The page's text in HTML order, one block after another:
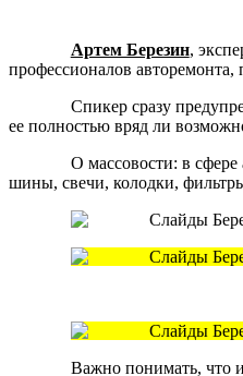
Артем Березин,
профессионалов авторемонта,
Спикер сразу
ее полностью вряд ли
О массовости: в
шины, свечи, колодки,
Важно понимать, что